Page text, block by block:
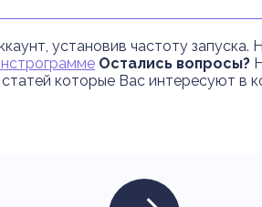
установив частоту запуска.
Остались вопросы?
которые Вас интересуют в